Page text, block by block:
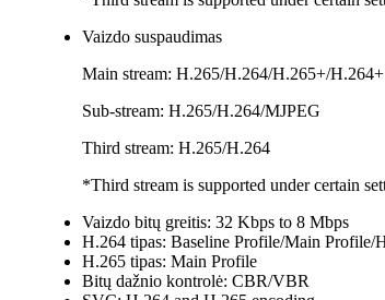
Vaizdo suspaudimas
Main stream: H.265/H.264/H.265+/H.264+
Sub-stream: H.265/H.264/MJPEG
Third stream: H.265/H.264
*Third stream is supported under certain
Vaizdo bitų greitis:32 Kbps to 8 Mbps
H.264 tipas:Baseline Profile/Main Profile/
H.265 tipas:Main Profile
Bitų dažnio kontrolė:CBR/VBR